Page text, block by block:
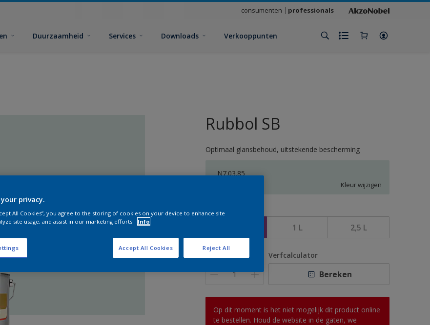
consumenten professionals
Duurzaamheid Services Downloads Verkooppunten
Rubbol SB
Optimaal glansbehoud, uitstekende bescherming
N7.03.85
Kleur wijzigen
Grootte
1 L 2,5 L
Verfcalculator
Bereken
Op dit moment is het niet mogelijk dit product online
te bestellen. Houd de website in de gaten, we
privacy.
All Cookies”, you agree to the storing of cookies on your device to enhance site
site usage, and assist in our marketing efforts.
Info
Reject All
Accept All Cookies